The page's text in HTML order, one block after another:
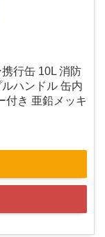
行缶 10L 消防
ハンドル 缶内
付き 亜鉛メッキ